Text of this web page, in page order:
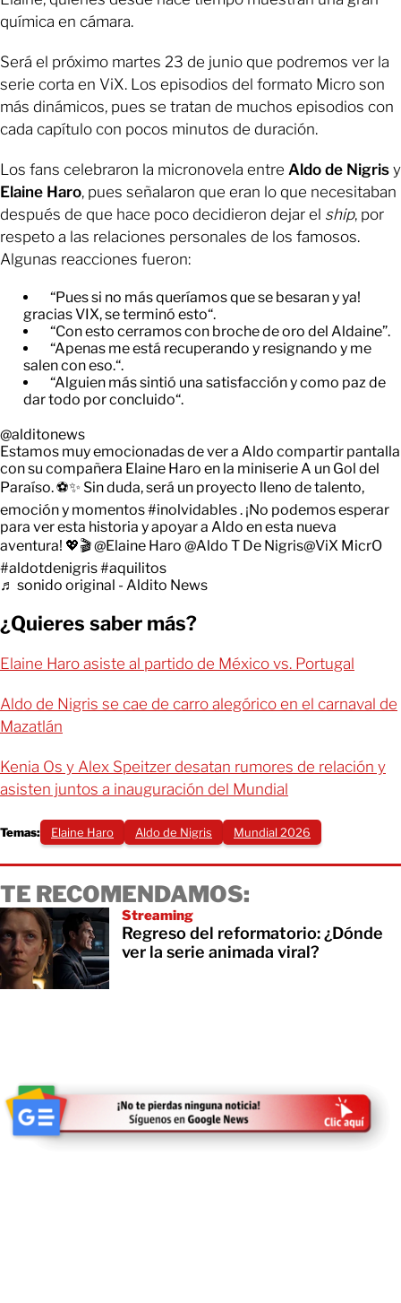
química en cámara.
Será el próximo martes 23 de junio que podremos ver la
serie corta en ViX. Los episodios del formato Micro son
más dinámicos, pues se tratan de muchos episodios con
cada capítulo con pocos minutos de duración.
Los fans celebraron la micronovela entre Aldo de Nigris y
Elaine Haro, pues señalaron que eran lo que necesitaban
después de que hace poco decidieron dejar el ship, por
respeto a las relaciones personales de los famosos.
Algunas reacciones fueron:
“Pues si no más queríamos que se besaran y ya!
gracias VIX, se terminó esto“.
“Con esto cerramos con broche de oro del Aldaine”.
“Apenas me está recuperando y resignando y me
salen con eso.“.
“Alguien más sintió una satisfacción y como paz de
dar todo por concluido“.
@alditonews
Estamos muy emocionadas de ver a Aldo compartir pantalla
con su compañera Elaine Haro en la miniserie A un Gol del
Paraíso. ⚽✨ Sin duda, será un proyecto lleno de talento,
emoción y momentos#inolvidables. ¡No podemos esperar
para ver esta historia y apoyar a Aldo en esta nueva
aventura! 💖🎬 @Elaine Haro @Aldo T De Nigris@ViX MicrO
#aldotdenigris#aquilitos
♬ sonido original - Aldito News
¿Quieres saber más?
Elaine Haro asiste al partido de México vs. Portugal
Aldo de Nigris se cae de carro alegórico en el carnaval de
Mazatlán
Kenia Os y Alex Speitzer desatan rumores de relación y
asisten juntos a inauguración del Mundial
Temas: Elaine Haro Aldo de Nigris Mundial 2026
TE RECOMENDAMOS:
Streaming
Regreso del reformatorio: ¿Dónde
ver la serie animada viral?